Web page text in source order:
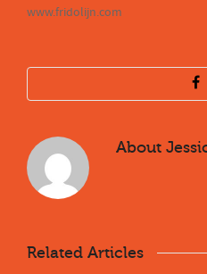
www.fridolijn.com
About
Related Articles